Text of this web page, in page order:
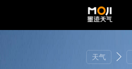
天气